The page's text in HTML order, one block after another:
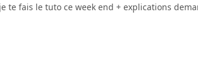
te fais le tuto ce week end + explications